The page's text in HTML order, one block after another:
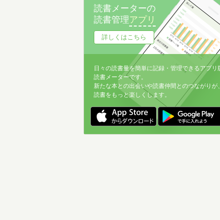
読書メーターの
読書管理アプリ
詳しくはこちら
日々の読書量を簡単に記録・管理できるアプリ
読書メーターです。
新たな本との出会いや読書仲間とのつながりが
読書をもっと楽しくします。